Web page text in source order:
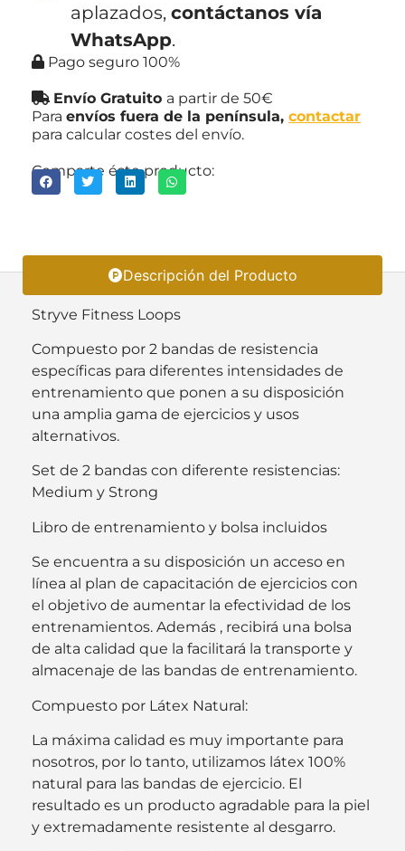
aplazados, contáctanos vía
WhatsApp.
Pago seguro 100%
Envío Gratuito a partir de 50€
Para envíos fuera de la península, contactar
para calcular costes del envío.
Comparte éste producto:
Descripción del Producto
Stryve Fitness Loops
Compuesto por 2 bandas de resistencia
específicas para diferentes intensidades de
entrenamiento que ponen a su disposición
una amplia gama de ejercicios y usos
alternativos.
Set de 2 bandas con diferente resistencias:
Medium y Strong
Libro de entrenamiento y bolsa incluidos
Se encuentra a su disposición un acceso en
línea al plan de capacitación de ejercicios con
el objetivo de aumentar la efectividad de los
entrenamientos. Además , recibirá una bolsa
de alta calidad que la facilitará la transporte y
almacenaje de las bandas de entrenamiento.
Compuesto por Látex Natural:
La máxima calidad es muy importante para
nosotros, por lo tanto, utilizamos látex 100%
natural para las bandas de ejercicio. El
resultado es un producto agradable para la piel
y extremadamente resistente al desgarro.